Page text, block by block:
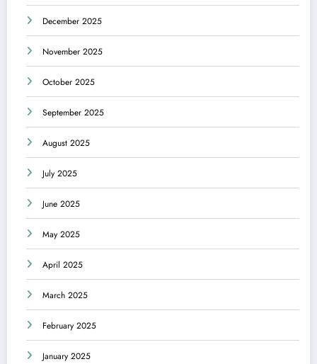
December 2025
November 2025
October 2025
September 2025
August 2025
July 2025
June 2025
May 2025
April 2025
March 2025
February 2025
January 2025